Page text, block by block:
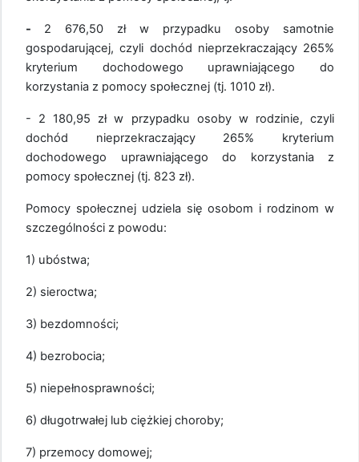
- 2 676,50 zł w przypadku osoby samotnie
gospodarującej, czyli dochód nieprzekraczający 265%
kryterium dochodowego uprawniającego do
korzystania z pomocy społecznej (tj. 1010 zł).
- 2 180,95 zł w przypadku osoby w rodzinie, czyli
dochód nieprzekraczający 265% kryterium
dochodowego uprawniającego do korzystania z
pomocy społecznej (tj. 823 zł).
Pomocy społecznej udziela się osobom i rodzinom w
szczególności z powodu:
1) ubóstwa;
2) sieroctwa;
3) bezdomności;
4) bezrobocia;
5) niepełnosprawności;
6) długotrwałej lub ciężkiej choroby;
7) przemocy domowej;